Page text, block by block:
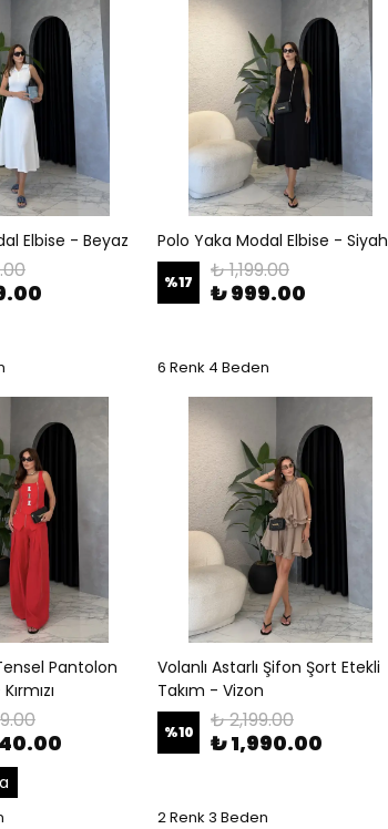
Elbise - Beyaz Polo Yaka Modal Elbise - Siyah
%17 ₺ 1,199.00
₺ 999.00
6 Renk 4 Beden
Pantolon
Volanlı Astarlı Şifon Şort Etekli
Takım - Vizon
%10 ₺ 2,199.00
₺ 1,990.00
2 Renk 3 Beden